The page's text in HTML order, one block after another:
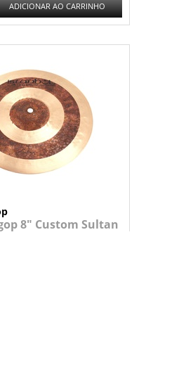
ADICIONAR AO CARRINHO
8" Custom Sultan